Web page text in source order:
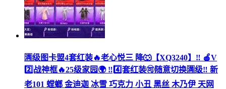
🈵级图卡盟4套红装🔥老心悦三 降🐺【XQ3240】‼ 🍎V
2️⃣战神框🔥25级家园🌍 ‼4️⃣套红装🉑随意切换🈵级‼ 新
老101 螳螂 金迪迦 冰雪 巧克力 小丑 黑丝 木乃伊 天网